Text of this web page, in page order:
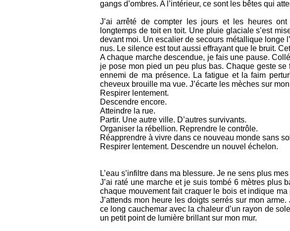
gangs d’ombres. A l’intérieur, ce sont les bêtes qui
J’ai arrêté de compter les jours et les heures
longtemps de toit en toit. Une pluie glaciale s’est
devant moi. Un escalier de secours métallique longe
nus. Le silence est tout aussi effrayant que le bruit.
A chaque marche descendue, je fais une pause.
je pose mon pied un peu plus bas. Chaque geste
ennemi de ma présence. La fatigue et la faim
cheveux brouille ma vue. J’écarte les mèches sur
Respirer lentement.
Descendre encore.
Atteindre la rue.
Partir. Une autre ville. D’autres survivants.
Organiser la rébellion. Reprendre le contrôle.
Réapprendre à vivre dans ce nouveau monde sans
Respirer lentement. Descendre un nouvel échelon.
L’eau s’infiltre dans ma blessure. Je ne sens plus
J’ai raté une marche et je suis tombé 6 mètres plus
chaque mouvement fait craquer le bois et indique
J’attends mon heure les doigts serrés sur mon
ce long cauchemar avec la chaleur d’un rayon de
un petit point de lumière brillant sur mon mur.